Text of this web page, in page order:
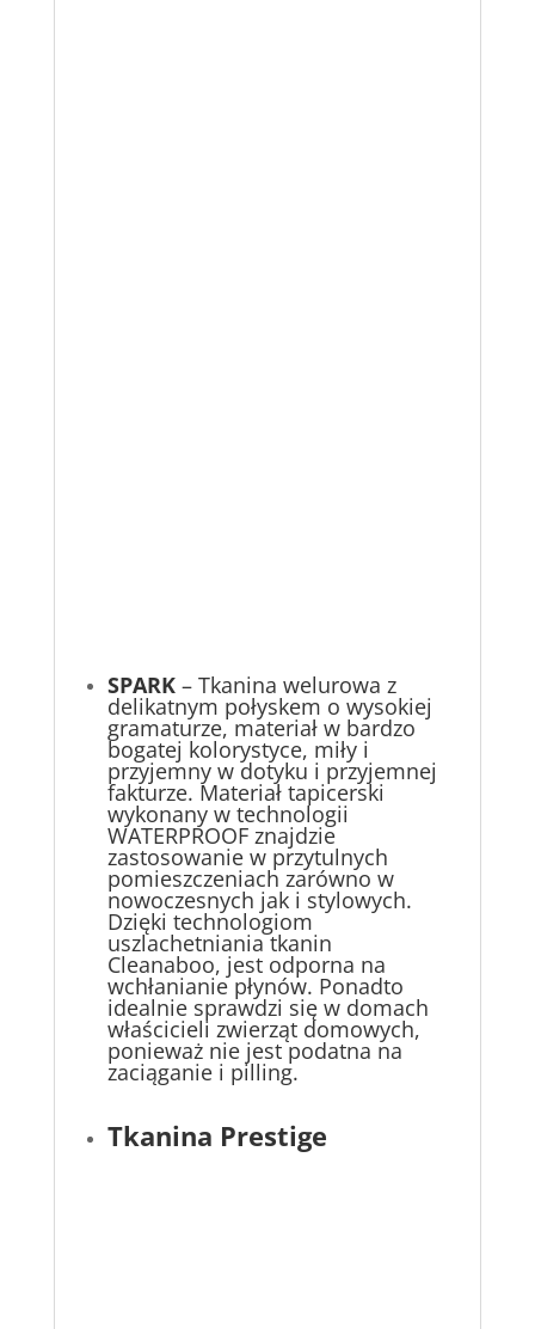
SPARK– Tkanina welurowa z
delikatnym połyskem o wysokiej
gramaturze, materiał w bardzo
bogatej kolorystyce, miły i
przyjemny w dotyku i przyjemnej
fakturze. Materiał tapicerski
wykonany w technologii
WATERPROOF znajdzie
zastosowanie w przytulnych
pomieszczeniach zarówno w
nowoczesnych jak i stylowych.
Dzięki technologiom
uszlachetniania tkanin
Cleanaboo, jest odporna na
wchłanianie płynów. Ponadto
idealnie sprawdzi się w domach
właścicieli zwierząt domowych,
ponieważ nie jest podatna na
zaciąganie i pilling.
Tkanina Prestige